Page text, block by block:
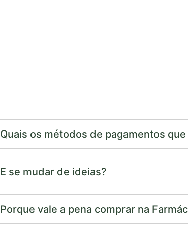
Quais os métodos de pagamentos
E se mudar de ideias?
Porque vale a pena comprar na